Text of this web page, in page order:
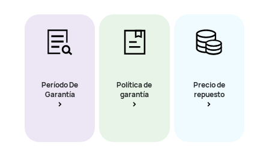
Período De
Garantía
Política de
garantía
Precio de
repuesto